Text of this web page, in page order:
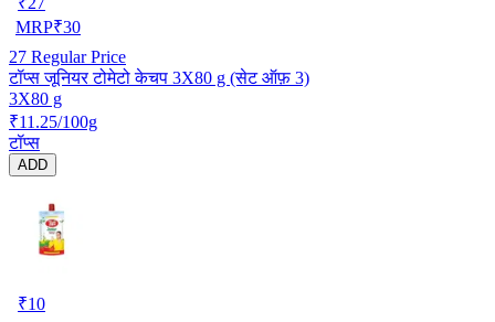
MRP₹30
27 Regular Price
टॉप्स जूनियर टोमेटो केचप 3X80 g (सेट ऑफ़ 3)
3X80 g
₹11.25/100g
टॉप्स
ADD
₹10